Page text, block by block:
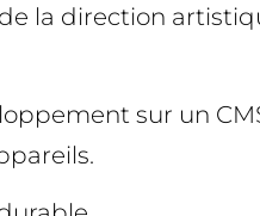
la direction
sur un